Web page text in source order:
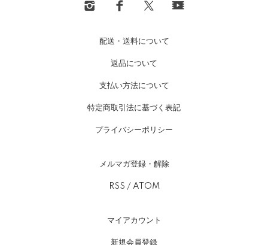
配送・送料について
返品について
支払い方法について
特定商取引法に基づく表記
プライバシーポリシー
メルマガ登録・解除
RSS / ATOM
マイアカウント
新規会員登録